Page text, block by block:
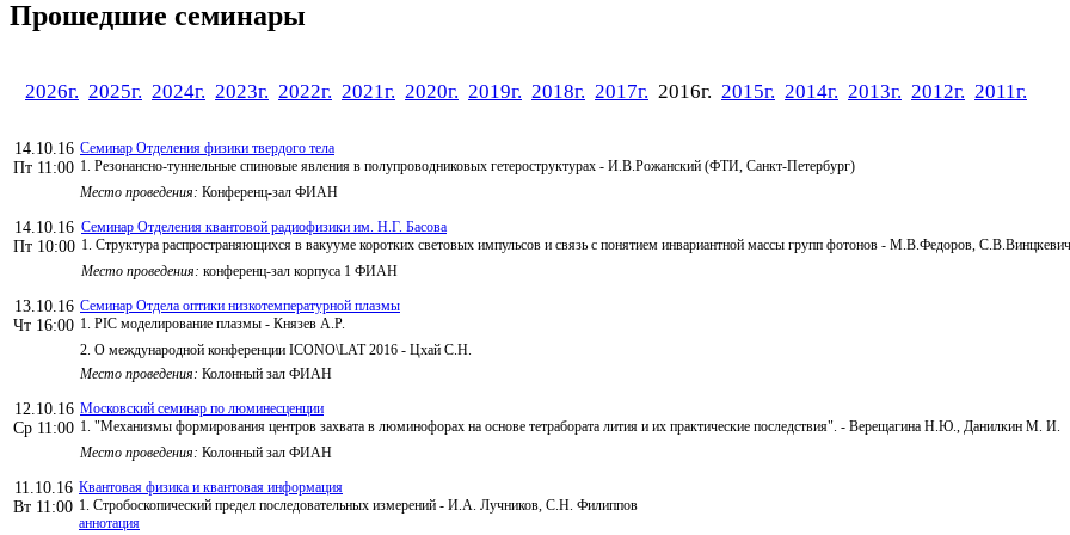
Прошедшие семинары
2026г. 2025г. 2024г. 2023г. 2022г. 2021г. 2020г. 2019г. 2018г. 2017г. 2016г. 2015г. 2014г. 2013г. 2012г. 2011г.
14.10.16
Пт 11:00
Семинар Отделения физики твердого тела
1. Резонансно-туннельные спиновые явления в полупроводниковых гетероструктурах - И.В.Рожанский (ФТИ, Санкт-Петербург)
Место проведения: Конференц-зал ФИАН
14.10.16
Пт 10:00
Семинар Отделения квантовой радиофизики им. Н.Г. Басова
1. Структура распространяющихся в вакууме коротких световых импульсов и связь с понятием инвариантной массы групп фотонов - М.В.Федоров,
Место проведения: конференц-зал корпуса 1 ФИАН
13.10.16
Чт 16:00
Семинар Отдела оптики низкотемпературной плазмы
1. PIC моделирование плазмы - Князев А.Р.
2. О международной конференции ICONO\LAT 2016 - Цхай С.Н.
Место проведения: Колонный зал ФИАН
12.10.16
Ср 11:00
Московский семинар по люминесценции
1. "Механизмы формирования центров захвата в люминофорах на основе тетрабората лития и их практические последствия". - Верещагина Н.Ю., Данилкин М. И.
Место проведения: Колонный зал ФИАН
11.10.16
Вт 11:00
Квантовая физика и квантовая информация
1. Стробоскопический предел последовательных измерений - И.А. Лучников, С.Н. Филиппов
аннотация